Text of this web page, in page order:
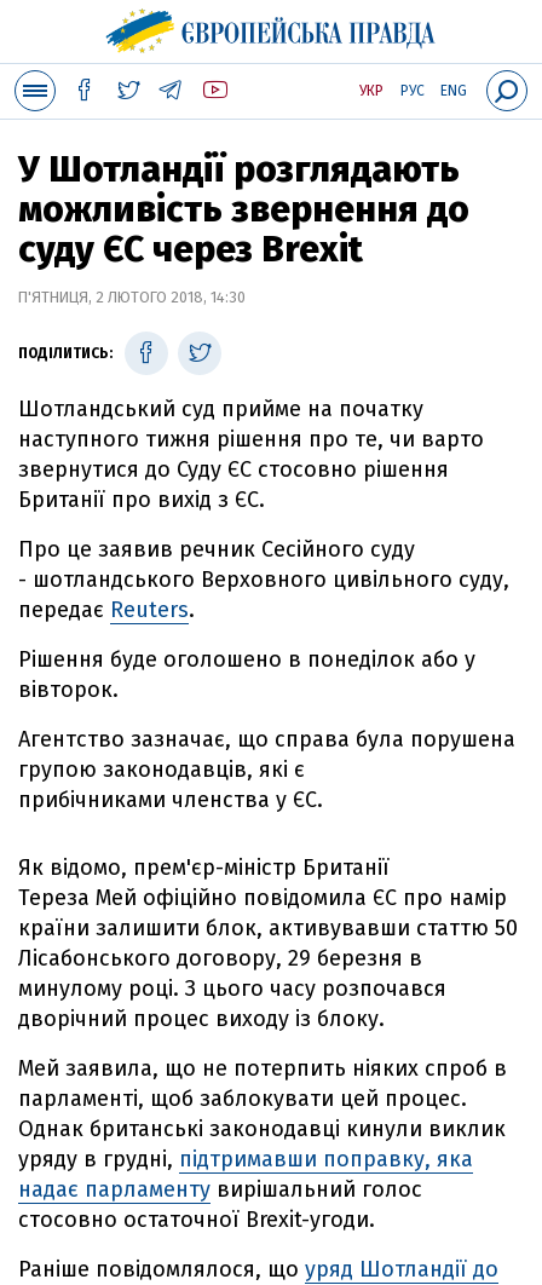
УКР РУС ENG
У Шотландії розглядають
можливість звернення до
суду ЄС через Brexit
П'ЯТНИЦЯ, 2 ЛЮТОГО 2018, 14:30
ПОДІЛИТИСЬ:
Шотландський суд прийме на початку
наступного тижня рішення про те, чи варто
звернутися до Суду ЄС стосовно рішення
Британії про вихід з ЄС.
Про це заявив речник Сесійного суду
- шотландського Верховного цивільного суду,
передає Reuters.
Рішення буде оголошено в понеділок або у
вівторок.
Агентство зазначає, що справа була порушена
групою законодавців, які є
прибічниками членства у ЄС.
Як відомо, прем'єр-міністр Британії
Тереза Мей офіційно повідомила ЄС про намір
країни залишити блок, активувавши статтю 50
Лісабонського договору, 29 березня в
минулому році. З цього часу розпочався
дворічний процес виходу із блоку.
Мей заявила, що не потерпить ніяких спроб в
парламенті, щоб заблокувати цей процес.
Однак британські законодавці кинули виклик
уряду в грудні, підтримавши поправку, яка
надає парламенту вирішальний голос
стосовно остаточної Brexit-угоди.
Раніше повідомлялося, що уряд Шотландії до